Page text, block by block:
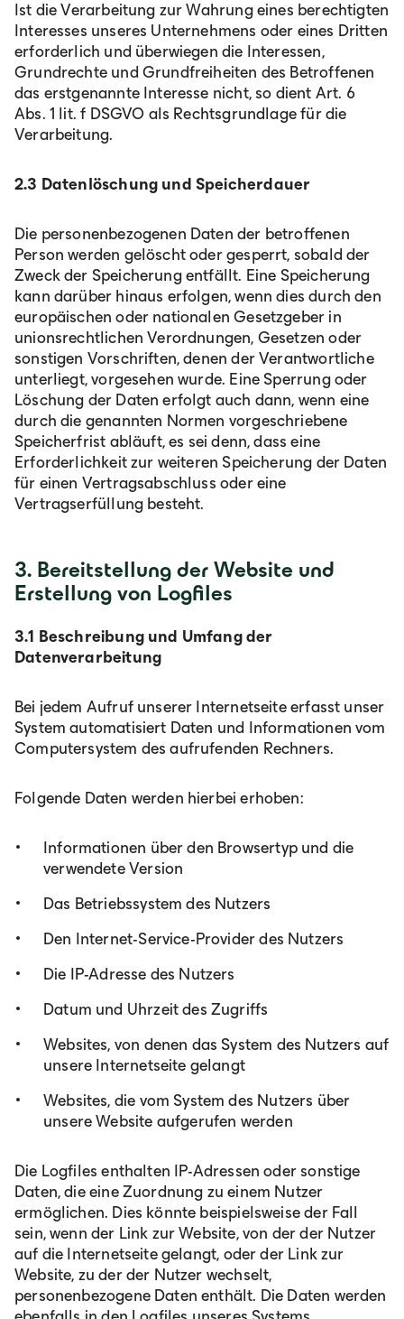
Ist die Verarbeitung zur Wahrung eines berechtigten
Interesses unseres Unternehmens oder eines Dritten
erforderlich und überwiegen die Interessen,
Grundrechte und Grundfreiheiten des Betroffenen
das erstgenannte Interesse nicht, so dient Art. 6
Abs. 1 lit. f DSGVO als Rechtsgrundlage für die
Verarbeitung.
2.3 Datenlöschung und Speicherdauer
Die personenbezogenen Daten der betroffenen
Person werden gelöscht oder gesperrt, sobald der
Zweck der Speicherung entfällt. Eine Speicherung
kann darüber hinaus erfolgen, wenn dies durch den
europäischen oder nationalen Gesetzgeber in
unionsrechtlichen Verordnungen, Gesetzen oder
sonstigen Vorschriften, denen der Verantwortliche
unterliegt, vorgesehen wurde. Eine Sperrung oder
Löschung der Daten erfolgt auch dann, wenn eine
durch die genannten Normen vorgeschriebene
Speicherfrist abläuft, es sei denn, dass eine
Erforderlichkeit zur weiteren Speicherung der Daten
für einen Vertragsabschluss oder eine
Vertragserfüllung besteht.
3. Bereitstellung der Website und
Erstellung von Logfiles
3.1 Beschreibung und Umfang der
Datenverarbeitung
Bei jedem Aufruf unserer Internetseite erfasst unser
System automatisiert Daten und Informationen vom
Computersystem des aufrufenden Rechners.
Folgende Daten werden hierbei erhoben:
Informationen über den Browsertyp und die
verwendete Version
Das Betriebssystem des Nutzers
Den Internet-Service-Provider des Nutzers
Die IP-Adresse des Nutzers
Datum und Uhrzeit des Zugriffs
Websites, von denen das System des Nutzers auf
unsere Internetseite gelangt
Websites, die vom System des Nutzers über
unsere Website aufgerufen werden
Die Logfiles enthalten IP-Adressen oder sonstige
Daten, die eine Zuordnung zu einem Nutzer
ermöglichen. Dies könnte beispielsweise der Fall
sein, wenn der Link zur Website, von der der Nutzer
auf die Internetseite gelangt, oder der Link zur
Website, zu der der Nutzer wechselt,
personenbezogene Daten enthält. Die Daten werden